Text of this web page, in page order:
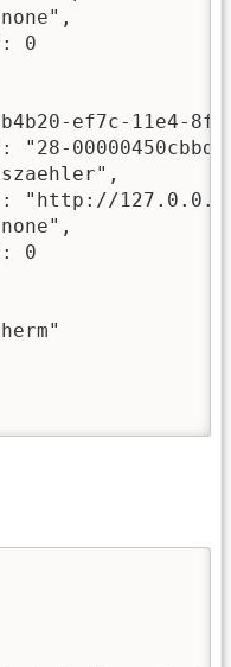
0
ef7c-11e4-
"28-
"http://
0